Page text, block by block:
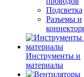
Подсветка
Разъемы и
Инструменты и
материалы